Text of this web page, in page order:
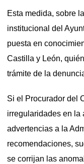
Esta medida, sobre
institucional del
puesta en
Castilla y León,
trámite de la
Si el Procurador del
irregularidades en la
advertencias a la
recomendaciones,
se corrijan las